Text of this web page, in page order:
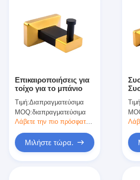
Επικαιροποιήσεις για
τοίχο για το μπάνιο
Τιμή:Διαπραγματεύσιμα
MOQ:διαπραγματεύσιμα
Λάβετε την πιο πρόσφατη τιμή
Μιλήστε τώρα.